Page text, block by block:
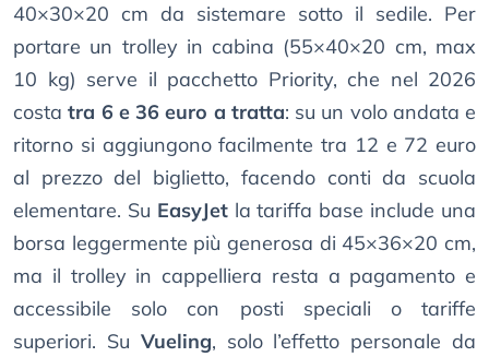
40×30×20 cm da sistemare sotto il sedile. Per
portare un trolley in cabina (55×40×20 cm, max
10 kg) serve il pacchetto Priority, che nel 2026
costatra 6 e 36 euro a tratta: su un volo andata e
ritorno si aggiungono facilmente tra 12 e 72 euro
al prezzo del biglietto, facendo conti da scuola
elementare. Su EasyJetla tariffa base include una
borsa leggermente più generosa di 45×36×20 cm,
ma il trolley in cappelliera resta a pagamento e
accessibile solo con posti speciali o tariffe
superiori. Su Vueling, solo l’effetto personale da